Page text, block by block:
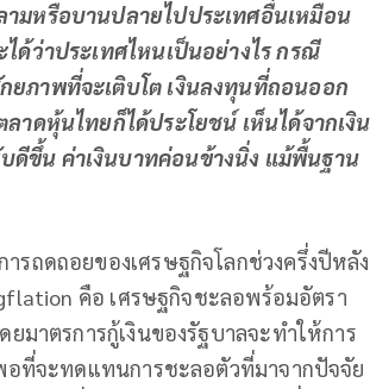
มหรือบานปลายไปประเทศอื่นเหมือน
ด้ว่าประเทศไหนเป็นอย่างไร กรณี
ยภาพที่จะเติบโต เงินลงทุนที่ถอนออก
าดหุ้นไทยก็ได้ประโยชน์ เห็นได้จากเงิน
ดีขึ้น ค่าเงินบาทค่อนข้างนิ่ง แม้พื้นฐาน
รถดถอยของเศรษฐกิจโลกช่วงครึ่งปีหลัง
คือ เศรษฐกิจชะลอพร้อมอัตรา
มาตรการกู้เงินของรัฐบาลจะทําให้การ
อที่จะทดแทนการชะลอตัวที่มาจากปัจจัย